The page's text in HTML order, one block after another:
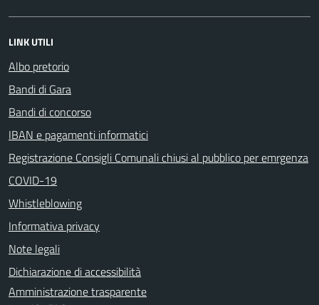
LINK UTILI
Albo pretorio
Bandi di Gara
Bandi di concorso
IBAN e pagamenti informatici
Registrazione Consigli Comunali chiusi al pubblico per emrgenza
COVID-19
Whistleblowing
Informativa privacy
Note legali
Dichiarazione di accessibilità
Amministrazione trasparente